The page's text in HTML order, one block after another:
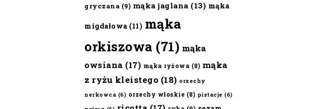
gryczana (9) mąka jaglana (13) mąka
migdałowa (11) mąka
orkiszowa (71) mąka
owsiana (17) mąka ryżowa (8) mąka
z ryżu kleistego (18) orzechy
nerkowca (6) orzechy włoskie (8) pistacje (6)